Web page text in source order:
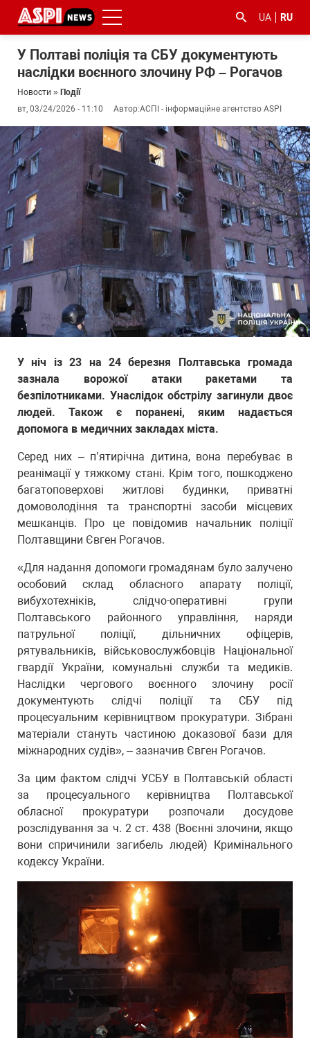
UA RU
У Полтаві поліція та СБУ документують
наслідки воєнного злочину РФ – Рогачов
Новости » Події
вт, 03/24/2026 - 11:10
Автор:АСПІ - інформаційне агентство ASPI
У ніч із 23 на 24 березня Полтавська громада
зазнала ворожої атаки ракетами та
безпілотниками. Унаслідок обстрілу загинули двоє
людей. Також є поранені, яким надається
допомога в медичних закладах міста.
Серед них – п’ятирічна дитина, вона перебуває в
реанімації у тяжкому стані. Крім того, пошкоджено
багатоповерхові житлові будинки, приватні
домоволодіння та транспортні засоби місцевих
мешканців. Про це повідомив начальник поліції
Полтавщини Євген Рогачов.
«Для надання допомоги громадянам було залучено
особовий склад обласного апарату поліції,
вибухотехніків, слідчо-оперативні групи
Полтавського районного управління, наряди
патрульної поліції, дільничних офіцерів,
рятувальників, військовослужбовців Національної
гвардії України, комунальні служби та медиків.
Наслідки чергового воєнного злочину росії
документують слідчі поліції та СБУ під
процесуальним керівництвом прокуратури. Зібрані
матеріали стануть частиною доказової бази для
міжнародних судів», – зазначив Євген Рогачов.
За цим фактом слідчі УСБУ в Полтавській області
за процесуального керівництва Полтавської
обласної прокуратури розпочали досудове
розслідування за ч. 2 ст. 438 (Воєнні злочини, якщо
вони спричинили загибель людей) Кримінального
кодексу України.
#ООС
корупцією
#гфс #Киев #коронавірус